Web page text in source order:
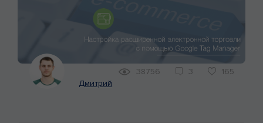
МАРКЕТИНГ
Дмитрий
38756 3 165